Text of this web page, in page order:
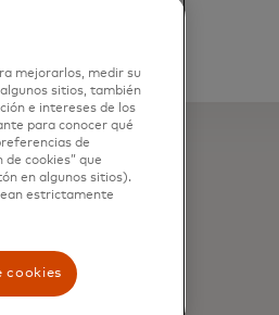
mejorarlos, medir su
sitios, también
e intereses de los
para conocer qué
de
cookies” que
en algunos sitios).
estrictamente
cookies